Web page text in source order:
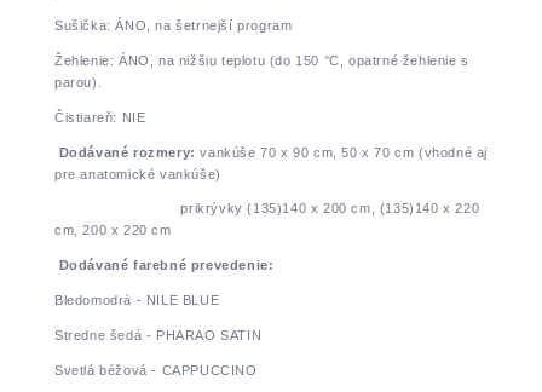
Sušička: ÁNO, na šetrnejší program
Žehlenie: ÁNO, na nižšiu teplotu (do 150 °C, opatrné žehlenie s
parou).
Čistiareň: NIE
Dodávané rozmery: vankúše 70 x 90 cm, 50 x 70 cm (vhodné aj
pre anatomické vankúše)
prikrývky (135)140 x 200 cm, (135)140 x 220
cm, 200 x 220 cm
Dodávané farebné prevedenie:
Bledomodrá - NILE BLUE
Stredne šedá - PHARAO SATIN
Svetlá béžová - CAPPUCCINO